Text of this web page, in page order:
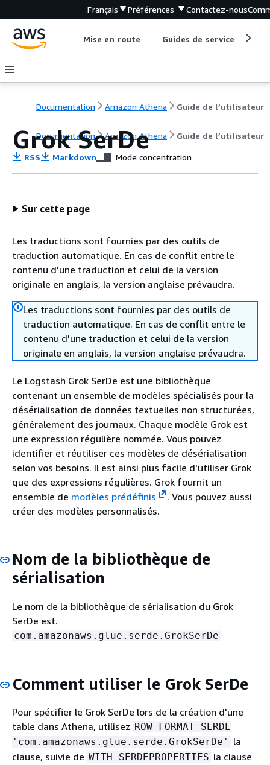
Français Préférences Contactez-nous
Mise en route Guides de service
Documentation Amazon Athena Guide de l’utilisateur
Documentation Amazon Athena Guide de l’utilisateur
Grok SerDe
RSS Markdown Mode concentration
Sur cette page
Les traductions sont fournies par des outils de
traduction automatique. En cas de conflit entre le
contenu d'une traduction et celui de la version
originale en anglais, la version anglaise prévaudra.
Les traductions sont fournies par des outils de
traduction automatique. En cas de conflit entre le
contenu d'une traduction et celui de la version
originale en anglais, la version anglaise prévaudra.
Le Logstash Grok SerDe est une bibliothèque
contenant un ensemble de modèles spécialisés pour la
désérialisation de données textuelles non structurées,
généralement des journaux. Chaque modèle Grok est
une expression régulière nommée. Vous pouvez
identifier et réutiliser ces modèles de désérialisation
selon vos besoins. Il est ainsi plus facile d'utiliser Grok
que des expressions régulières. Grok fournit un
ensemble de modèles prédéfinis
. Vous pouvez aussi
créer des modèles personnalisés.
Nom de la bibliothèque de
sérialisation
Le nom de la bibliothèque de sérialisation du Grok
SerDe est.
com.amazonaws.glue.serde.GrokSerDe
Comment utiliser le Grok SerDe
Pour spécifier le Grok SerDe lors de la création d'une
table dans Athena, utilisez ROW FORMAT SERDE
'com.amazonaws.glue.serde.GrokSerDe'
la
clause, suivie de WITH SERDEPROPERTIES la clause